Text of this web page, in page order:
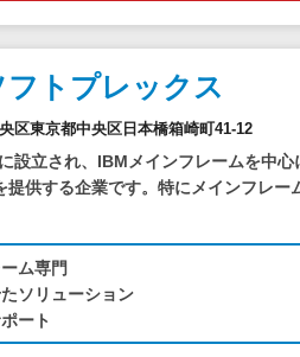
フトプレックス
区東京都中央区日本橋箱崎町41-12
設立され、IBMメインフレームを中心
提供する企業です。特にメインフレー
ム専門
ソリューション
ート